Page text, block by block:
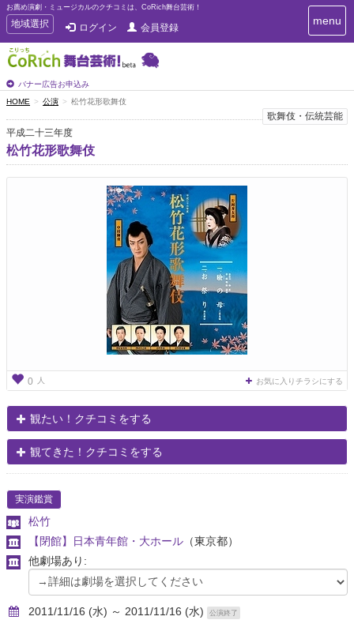
お薦め演劇・ミュージカルのクチコミは、CoRich舞台芸術！
T
o
g
g
e
n
a
v
i
g
地域選択 ログイン 会員登録
バナー広告お申込み
T
o
n
i
g
menu
HOME 公演 松竹花形歌舞伎
歌舞伎・伝統芸能
平成二十三年度
松竹花形歌舞伎
0 人 お気に入りチラシにする
観たい！クチコミをする
観てきた！クチコミをする
実演鑑賞
松竹
【閉館】日本青年館・大ホール （東京都）
他劇場あり:
2011/11/16 (水) ～ 2011/11/16 (水) 公演終了